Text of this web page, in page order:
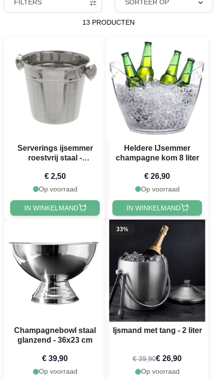
FILTERS SORTEER OP
13 PRODUCTEN
Serverings ijsemmer
roestvrij staal -
€ 2,50
Op voorraad
IN WINKELMAND
Heldere IJsemmer
champagne kom 8 liter
€ 26,90
Op voorraad
IN WINKELMAND
Champagnebowl staal
glanzend - 36x23 cm
€ 39,90
Op voorraad
33%
Ijsmand met tang - 2 liter
€ 39,90€ 26,90
Op voorraad